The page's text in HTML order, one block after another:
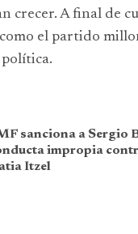
crecer. A final de
el partido
sanciona a Sergio
impropia
Itzel